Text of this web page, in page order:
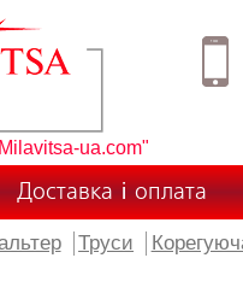
ua.com"
Доставка і оплата
Труси